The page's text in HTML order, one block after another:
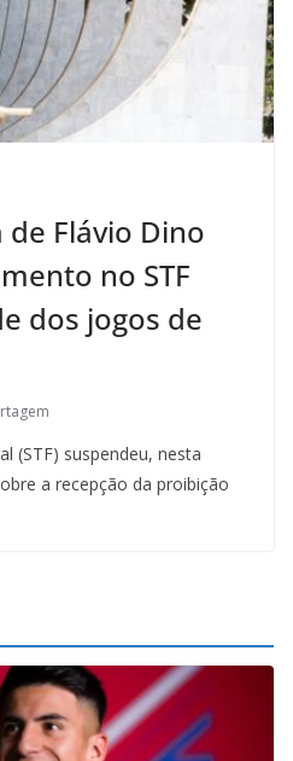
Flávio Dino
no STF
dos jogos de
(STF) suspendeu, nesta
a recepção da proibição